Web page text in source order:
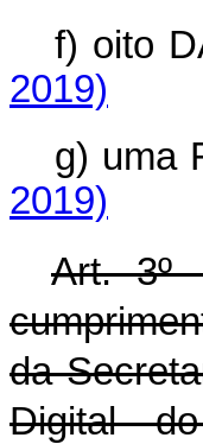
f) oito
2019)
g) uma
2019)
Art. 3º
da
Digital